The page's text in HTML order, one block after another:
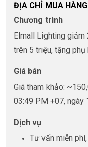
ĐỊA CHỈ MUA
Chương trình
Elmall Lighting giảm
trên 5 triệu, tặng phụ
Giá bán
Giá tham khảo:
03:49 PM +07,
Dịch vụ
Tư vấn miễn